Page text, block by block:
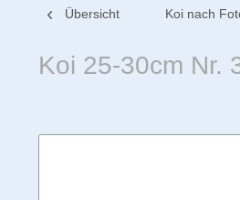
Übersicht Koi nach
Koi 25-30cm Nr.